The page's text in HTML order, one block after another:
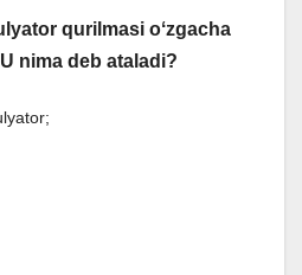
qurilmasi oʻzgacha
nima deb ataladi?